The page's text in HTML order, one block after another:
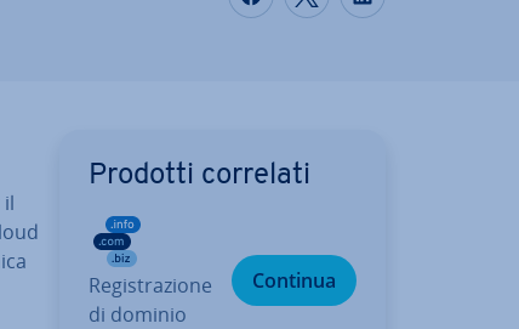
Prodotti correlati
Re­gi­stra­zio­ne
di dominio
Continua